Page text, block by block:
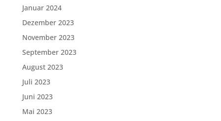
Januar 2024
Dezember 2023
November 2023
September 2023
August 2023
Juli 2023
Juni 2023
Mai 2023